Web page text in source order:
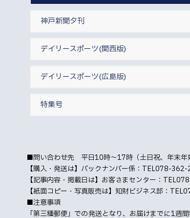
神戸新聞夕刊
デイリースポーツ(関西版)
デイリースポーツ(広島版)
特集号
■問い合わせ先 平日10時～17時（土日祝、年末年
【購入・発送は】バックナンバー係：TEL078-
【記事内容・掲載日は】お客さまセンター：
【紙面コピー・写真販売は】知財ビジネス部：
■注意事項
「第三種郵便」での発送となり、お届けまでに1週